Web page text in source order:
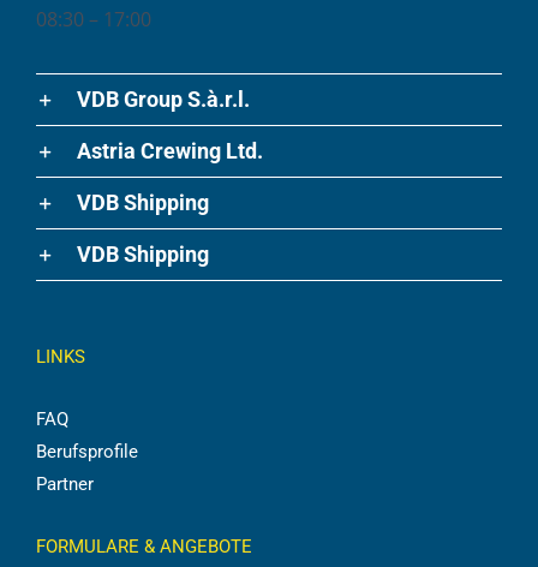
08:30 – 17:00
VDB Group S.à.r.l.
Astria Crewing Ltd.
VDB Shipping
VDB Shipping
LINKS
FAQ
Berufsprofile
Partner
FORMULARE & ANGEBOTE